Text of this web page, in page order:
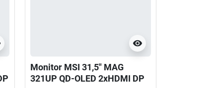
visibility
Monitor MSI 31,5" MAG
321UP QD-OLED 2xHDMI DP